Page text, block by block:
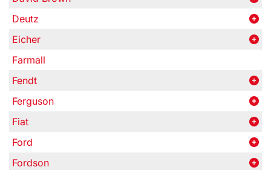
Deutz
Eicher
Farmall
Fendt
Ferguson
Fiat
Ford
Fordson